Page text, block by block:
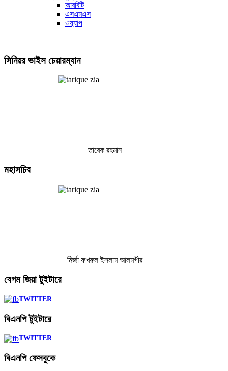
আরবিটি
এসএমএস
ওয়্যাপ
সিনিয়রভাইস চেয়ারম্যান
তারেক রহমান
মহাসচিব
মির্জা ফখরুল ইসলাম আলমগীর
বেগমজিয়া টুইটারে
TWITTER
বিএনপিটুইটারে
TWITTER
বিএনপিফেসবুকে